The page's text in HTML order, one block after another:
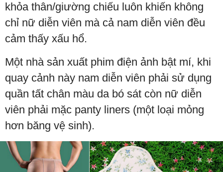
khỏa thân/giường chiếu luôn khiến không
chỉ nữ diễn viên mà cả nam diễn viên đều
cảm thấy xấu hổ.
Một nhà sản xuất phim điện ảnh bật mí, khi
quay cảnh này nam diễn viên phải sử dụng
quần tất chân màu da bó sát còn nữ diễn
viên phải mặc panty liners (một loại mỏng
hơn băng vệ sinh).